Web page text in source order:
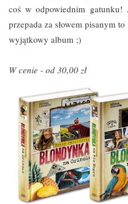
coś w odpowiednim
przepada za słowem pisanym
wyjątkowy album ;)
W cenie - od 30,00 zł